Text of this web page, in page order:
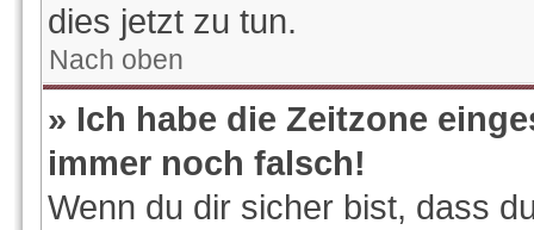
dies jetzt zu tun.
Nach oben
» Ich habe die Zeitzone
immer noch falsch!
Wenn du dir sicher bist, dass